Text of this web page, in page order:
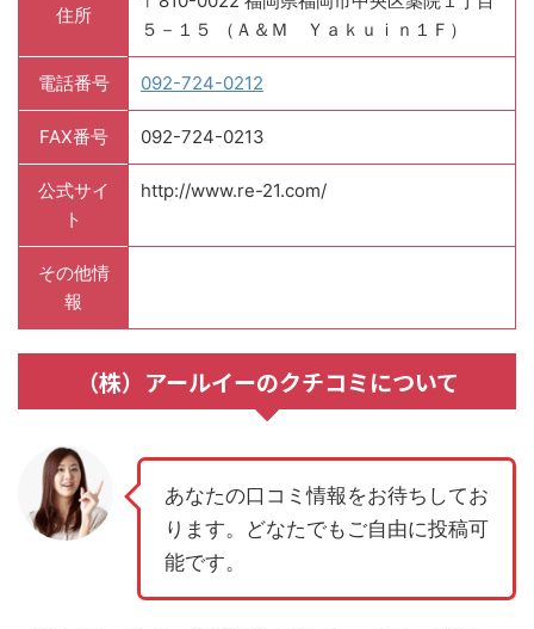
住所
５－１５ （Ａ＆Ｍ Ｙａｋｕｉｎ１Ｆ）
電話番号 092-724-0212
FAX番号 092-724-0213
公式サイ
ト
http://www.re-21.com/
その他情
報
（株）アールイーのクチコミについて
あなたの口コミ情報をお待ちしてお
ります。どなたでもご自由に投稿可
能です。